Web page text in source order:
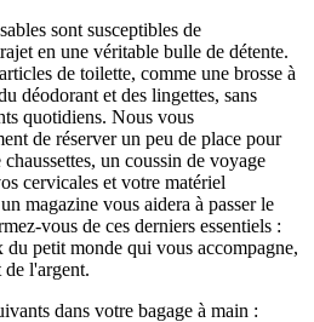
sont susceptibles de
en une véritable bulle de détente.
de toilette, comme une brosse à
déodorant et des lingettes, sans
quotidiens. Nous vous
de réserver un peu de place pour
un coussin de voyage
cervicales et votre matériel
magazine vous aidera à passer le
vous de ces derniers essentiels :
du petit monde qui vous accompagne,
de l'argent.
dans votre bagage à main :